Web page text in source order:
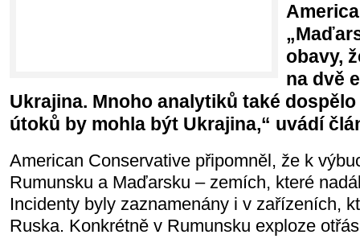
obavy,
na dvě
Ukrajina. Mnoho analytiků také
útoků by mohla být Ukrajina,“ uvádí
American Conservative připomněl, že k
Rumunsku a Maďarsku – zemích, které
Incidenty byly zaznamenány i v zařízeních,
Ruska. Konkrétně v Rumunsku exploze